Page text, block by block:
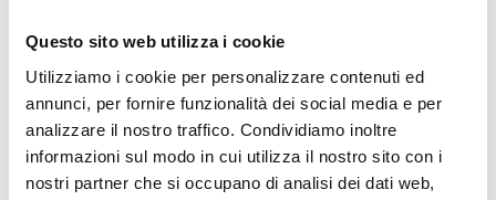
Questo sito web utilizza i cookie
Utilizziamo i cookie per personalizzare contenuti ed
annunci, per fornire funzionalità dei social media e per
analizzare il nostro traffico. Condividiamo inoltre
informazioni sul modo in cui utilizza il nostro sito con i
nostri partner che si occupano di analisi dei dati web,